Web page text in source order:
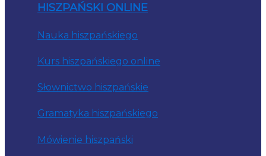
HISZPAŃSKI ONLINE
Nauka hiszpańskiego
Kurs hiszpańskiego online
Słownictwo hiszpańskie
Gramatyka hiszpańskiego
Mówienie hiszpański